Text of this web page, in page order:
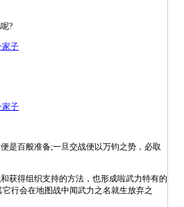
?
百般准备;一旦交战便以万钧之势，必取
得组织支持的方法，也形成啦武力特有的
行会在地图战中闻武力之名就生放弃之